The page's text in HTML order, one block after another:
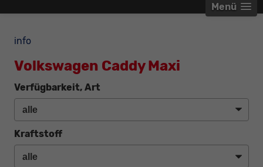
Menü
info
Volkswagen Caddy Maxi
Verfügbarkeit, Art
Kraftstoff